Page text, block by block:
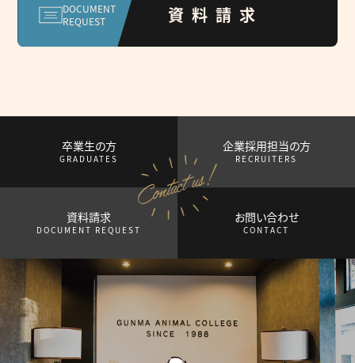
DOCUMENT
REQUEST
資料請求
卒業生の方
GRADUATES
企業採用担当の方
RECRUITERS
資料請求
DOCUMENT REQUEST
お問い合わせ
CONTACT